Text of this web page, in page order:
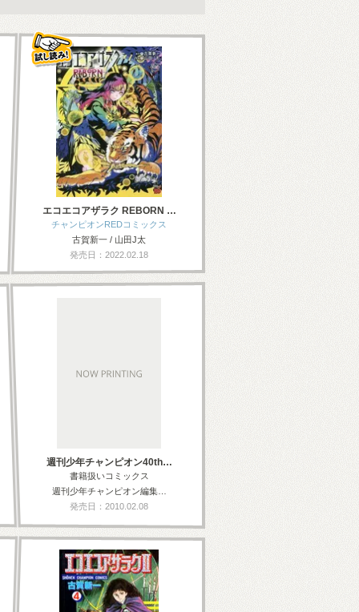
エコエコアザラク REBORN …
チャンピオンREDコミックス
古賀新一 / 山田J太
発売日：2022.02.18
週刊少年チャンピオン40th…
書籍扱いコミックス
週刊少年チャンピオン編集…
発売日：2010.02.08